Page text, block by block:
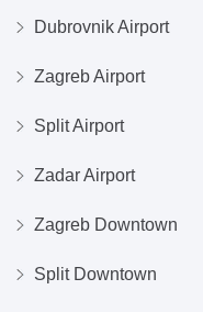
Dubrovnik Airport
Zagreb Airport
Split Airport
Zadar Airport
Zagreb Downtown
Split Downtown